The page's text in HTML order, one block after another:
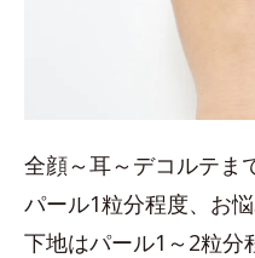
全顔～耳～デコルテま
パール1粒分程度、お
下地はパール1～2粒分